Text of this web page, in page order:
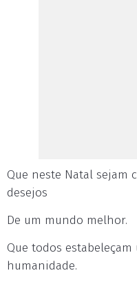
Que neste Natal sejam
desejos
De um mundo melhor.
Que todos
humanidade.